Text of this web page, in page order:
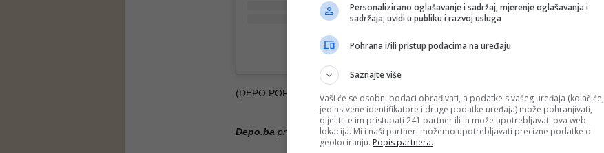
A post shared by SERGEJ ĆETKOVIĆ (@cetkovics)
(DEPO PORTAL/ad)
Depo.ba pratite putem društvenih mrežaTwitteriFacebook
Personalizirano oglašavanje i sadržaj, mjerenje oglašavanja i
sadržaja, uvidi u publiku i razvoj usluga
Pohrana i/ili pristup podacima na uređaju
Saznajte više
Vaši će se osobni podaci obrađivati, a podatke s vašeg uređaja (kolačiće,
jedinstvene identifikatore i druge podatke uređaja) može pohranjivati,
dijeliti te im pristupati 241 partner ili ih može upotrebljavati ova web-
lokacija. Mi i naši partneri možemo upotrebljavati precizne podatke o
geolociranju. Popis partnera.